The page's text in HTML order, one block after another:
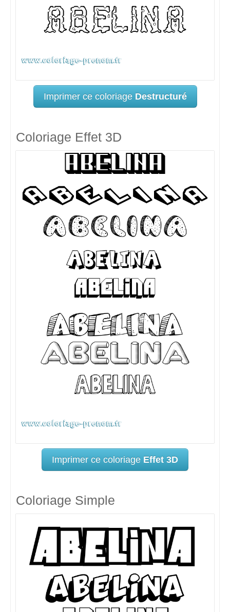
Imprimer ce coloriage Destructuré
Coloriage Effet 3D
Imprimer ce coloriage Effet 3D
Coloriage Simple